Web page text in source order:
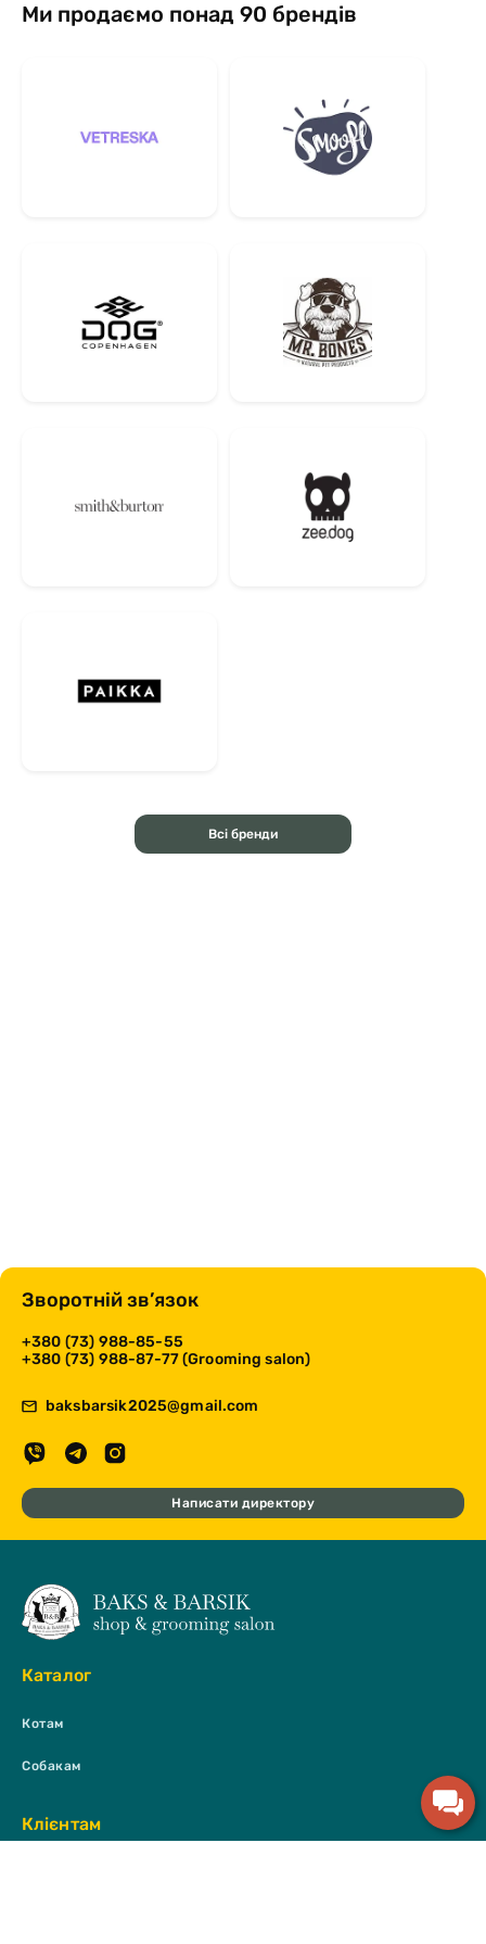
Ми продаємо понад 90 брендів
Всі бренди
Зворотній зв’язок
+380 (73) 988-85-55
+380 (73) 988-87-77 (Grooming salon)
baksbarsik2025@gmail.com
Написати директору
Каталог
Котам
Собакам
Клієнтам